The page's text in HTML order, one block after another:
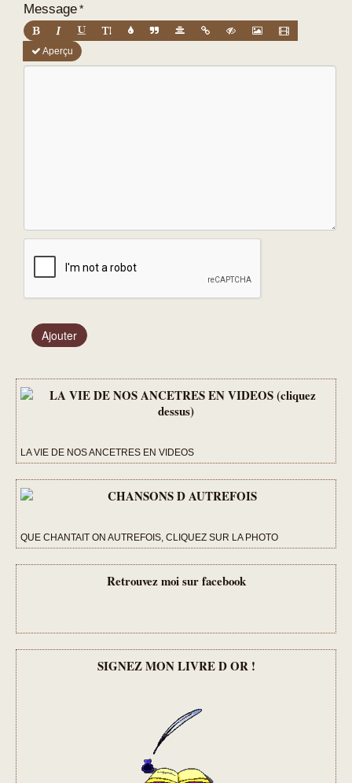
Message
Aperçu
LA VIE DE NOS ANCETRES EN VIDEOS
QUE CHANTAIT ON AUTREFOIS, CLIQUEZ SUR LA PHOTO
Retrouvez moi sur facebook
SIGNEZ MON LIVRE D OR !